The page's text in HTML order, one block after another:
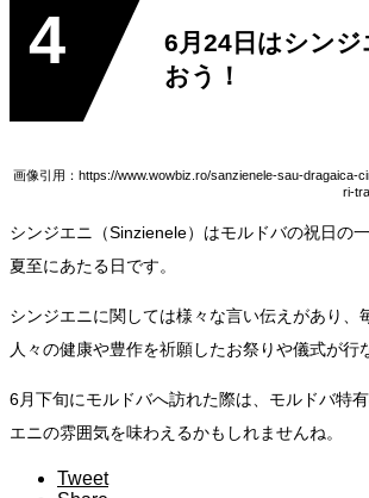
4
6月24日はシン
おう！
画像引用：https://www.wowbiz.ro/sanzienele-sau-dragaica-
ri-
シンジエニ（Sinzienele）はモルドバの祝日の
夏至にあたる日です。
シンジエニに関しては様々な言い伝えがあり、
人々の健康や豊作を祈願したお祭りや儀式が行
6月下旬にモルドバへ訪れた際は、モルドバ特
エニの雰囲気を味わえるかもしれませんね。
Tweet